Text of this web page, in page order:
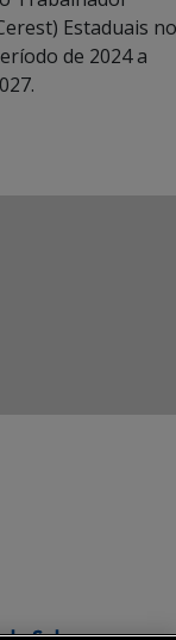
Estaduais no
de 2024 a